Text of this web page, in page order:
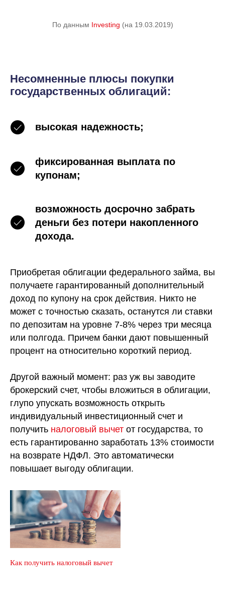
По данным Investing (на 19.03.2019)
Несомненные плюсы покупки
государственных облигаций:
высокая надежность;
фиксированная выплата по
купонам;
возможность досрочно забрать
деньги без потери накопленного
дохода.
Приобретая облигации федерального займа, вы
получаете гарантированный дополнительный
доход по купону на срок действия. Никто не
может с точностью сказать, останутся ли ставки
по депозитам на уровне 7-8% через три месяца
или полгода. Причем банки дают повышенный
процент на относительно короткий период.
Другой важный момент: раз уж вы заводите
брокерский счет, чтобы вложиться в облигации,
глупо упускать возможность открыть
индивидуальный инвестиционный счет и
получить налоговый вычет от государства, то
есть гарантированно заработать 13% стоимости
на возврате НДФЛ. Это автоматически
повышает выгоду облигации.
Как получить налоговый вычет